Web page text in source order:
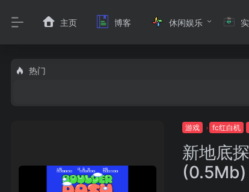
主页 博客 休闲娱乐
热门
游戏 fc红白机
新地底
(0.5Mb)